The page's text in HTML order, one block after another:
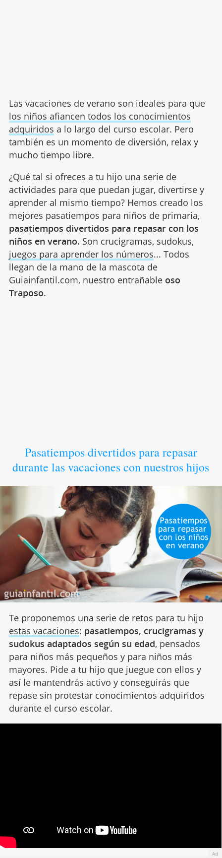
Las vacaciones de verano son ideales para que
los niños afiancen todos los conocimientos
adquiridos a lo largo del curso escolar. Pero
también es un momento de diversión, relax y
mucho tiempo libre.
¿Qué tal si ofreces a tu hijo una serie de
actividades para que puedan jugar, divertirse y
aprender al mismo tiempo? Hemos creado los
mejores pasatiempos para niños de primaria,
pasatiempos divertidos para repasar con los
niños en verano. Son crucigramas, sudokus,
juegos para aprender los números... Todos
llegan de la mano de la mascota de
Guiainfantil.com, nuestro entrañable oso
Traposo.
Pasatiempos divertidos para repasar
durante las vacaciones con nuestros hijos
Te proponemos una serie de retos para tu hijo
estas vacaciones: pasatiempos, crucigramas y
sudokus adaptados según su edad, pensados
para niños más pequeños y para niños más
mayores. Pide a tu hijo que juegue con ellos y
así le mantendrás activo y conseguirás que
repase sin protestar conocimientos adquiridos
durante el curso escolar.
Ad